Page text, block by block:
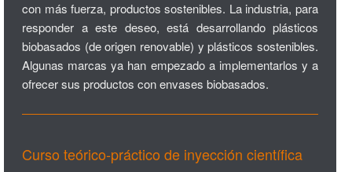
con más fuerza, productos sostenibles. La industria, para
responder a este deseo, está desarrollando plásticos
biobasados (de origen renovable) y plásticos sostenibles.
Algunas marcas ya han empezado a implementarlos y a
ofrecer sus productos con envases biobasados.
Curso teórico-práctico de inyección científica